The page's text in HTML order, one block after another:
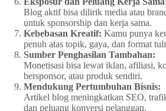
Blog aktif bisa dilirik media atau
untuk sponsorship dan kerja sama.
Kebebasan Kreatif: Kamu punya
penuh atas topik, gaya, dan format
Sumber Penghasilan Tambahan:
Monetisasi bisa lewat iklan, afiliasi,
bersponsor, atau produk sendiri.
Mendukung Pertumbuhan Bisnis:
Artikel blog meningkatkan SEO,
dan peluang konversi pelanggan.